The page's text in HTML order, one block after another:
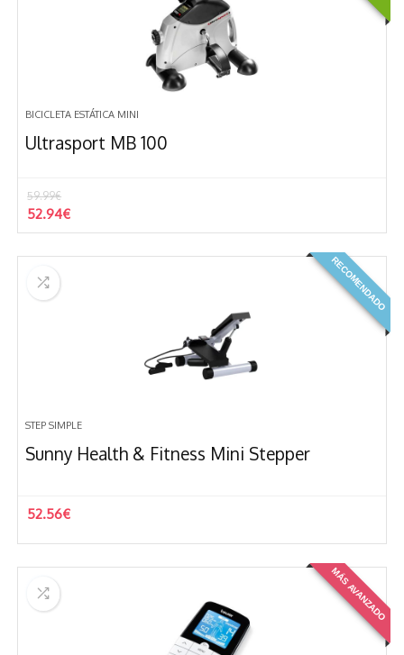
BICICLETA ESTÁTICA MINI
Ultrasport MB 100
59.99€
El
precio
59.99€.
52.94€El
precio
RECOMENDADO
STEP SIMPLE
Sunny Health & Fitness Mini Stepper
52.56€
MÁS AVANZADO